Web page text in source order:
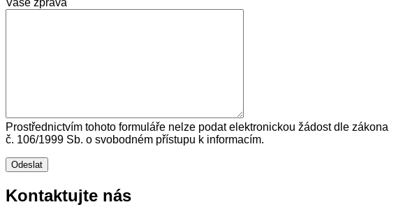
Vaše zpráva
Prostřednictvím tohoto formuláře nelze podat elektronickou žádost dle zákona
č. 106/1999 Sb. o svobodném přístupu k informacím.
Kontaktujte nás